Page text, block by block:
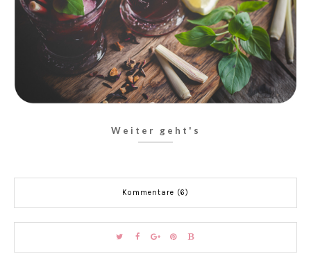
Weiter geht's
Kommentare (6)